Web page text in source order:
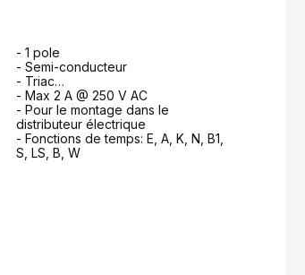
- 1 pole
- Semi-conducteur
- Triac
- Max 2 A @ 250 V AC
- Pour le montage dans le
distributeur électrique
- Fonctions de temps: E, A, K, N, B1,
S, LS, B, W